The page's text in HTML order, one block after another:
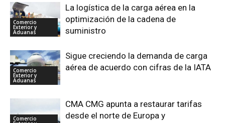
Comercio
Exterior y
Aduanas
La logística de la carga aérea en la
optimización de la cadena de
suministro
Comercio
Exterior y
Aduanas
Sigue creciendo la demanda de carga
aérea de acuerdo con cifras de la IATA
Comercio
CMA CMG apunta a restaurar tarifas
desde el norte de Europa y